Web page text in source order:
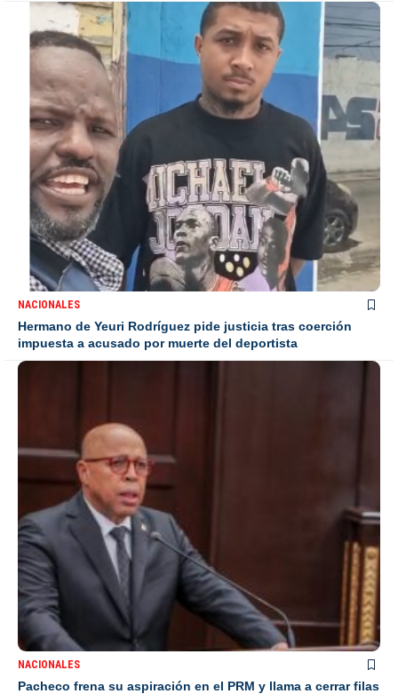
NACIONALES
Hermano de Yeuri Rodríguez pide justicia tras coerción
impuesta a acusado por muerte del deportista
NACIONALES
Pacheco frena su aspiración en el PRM y llama a cerrar filas